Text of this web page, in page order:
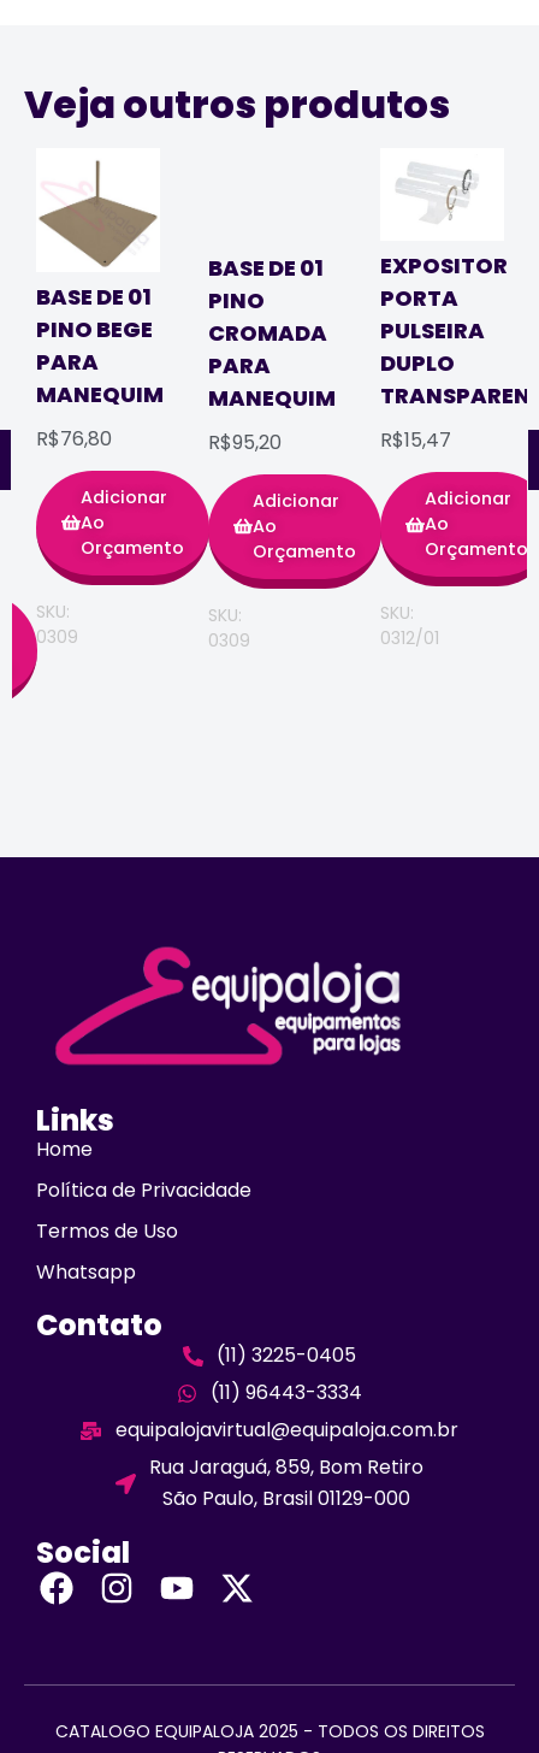
Veja outros produtos
BASE DE 01
PINO BEGE
PARA
MANEQUIM
R$76,80
Adicionar
Ao
Orçamento
SKU:
0309
BASE DE 01
PINO
CROMADA
PARA
MANEQUIM
R$95,20
Adicionar
Ao
Orçamento
SKU:
0309
EXPOSITOR
PORTA
PULSEIRA
DUPLO
R$15,47
Adicionar
Ao
Orçamento
SKU:
0312/01
Links
Home
Política de Privacidade
Termos de Uso
Whatsapp
Contato
(11) 3225-0405
(11) 96443-3334
equipalojavirtual@equipaloja.com.br
Rua Jaraguá, 859, Bom Retiro
São Paulo, Brasil 01129-000
Social
CATALOGO EQUIPALOJA 2025 - TODOS OS DIREITOS